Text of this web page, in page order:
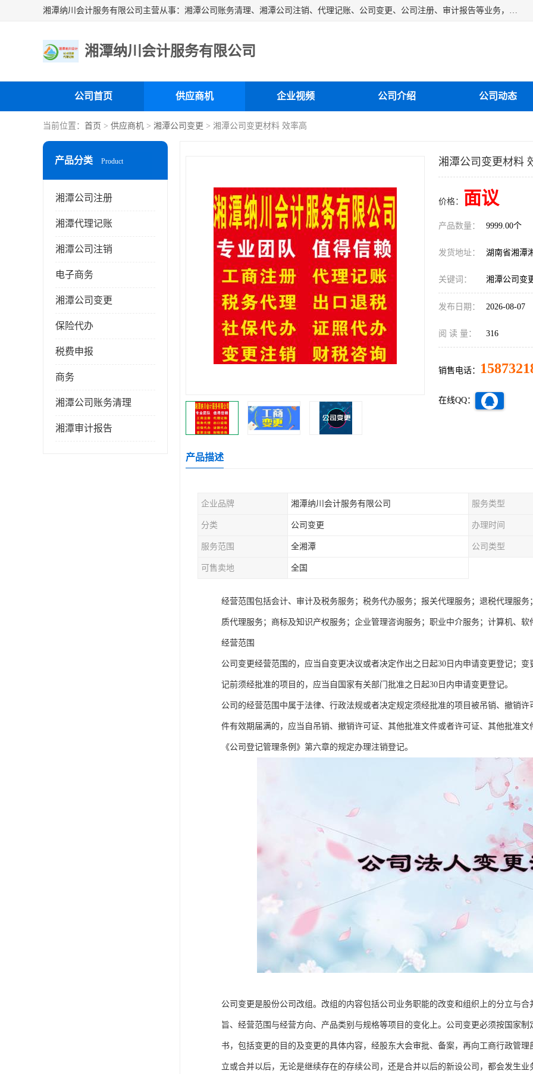
湘潭纳川会计服务有限公司主营从事：湘潭公司账务清理、湘潭公司注销、代理记账、公司变更、公司注册、审计报告等业务，公司设立有专门的代理注册部门，现有工商代办专员，部门经理从事工商代办多年，对各地区公司注册、公司变更、进出口业务等流程以及各行业公司注册、变更所需注意的细节都非常熟悉。
湘潭纳川会计服务有限公司
公司首页 供应商机 企业视频 公司介绍 公司动态
当前位置： 首页 > 供应商机 > 湘潭公司变更 > 湘潭公司变更材料 效率高
产品分类 Product
湘潭公司注册
湘潭代理记账
湘潭公司注销
电子商务
湘潭公司变更
保险代办
税费申报
商务
湘潭公司账务清理
湘潭审计报告
湘潭公司变更材料
价格： 面议
产品数量： 9999.00个
发货地址： 湖南省湘潭
关键词： 湘潭公司变
发布日期： 2026-08-07
阅 读 量： 316
销售电话：
在线QQ：
产品描述
企业品牌 湘潭纳川会计服务有限公司 服务类型
分类 公司变更 办理时间
服务范围 全湘潭 公司类型
可售卖地 全国
经营范围包括会计、审计及税务服务；税务代办服务；报关代理服务；退税代理服
质代理服务；商标及知识产权服务；企业管理咨询服务；职业中介服务；计算机、
经营范围
公司变更经营范围的，应当自变更决议或者决定作出之日起30日内申请变更登记；
记前须经批准的项目的，应当自国家有关部门批准之日起30日内申请变更登记。
公司的经营范围中属于法律、行政法规或者决定规定须经批准的项目被吊销、撤销
件有效期届满的，应当自吊销、撤销许可证、其他批准文件或者许可证、其他批准
《公司登记管理条例》第六章的规定办理注销登记。
公司变更是股份公司改组。改组的内容包括公司业务职能的改变和组织上的分立与
旨、经营范围与经营方向、产品类别与规格等项目的变化上。公司变更必须按国家
书，包括变更的目的及变更的具体内容，经股东大会审批、备案，再向工商行政管
立或合并以后，无论是继续存在的存续公司，还是合并以后的新设公司，都会发生